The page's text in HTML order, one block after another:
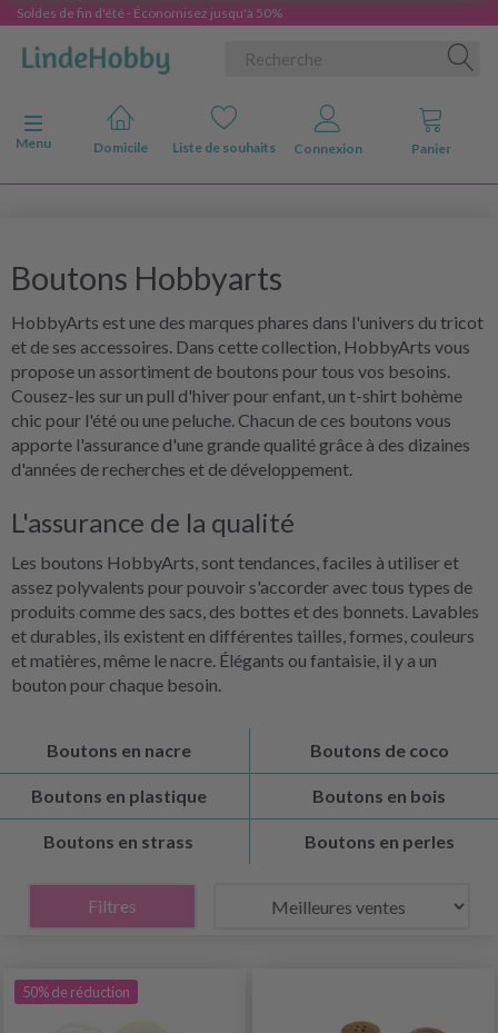
Soldes de fin d'été - Économisez jusqu'à 50%
Basculer la navigation
Menu
Domicile Liste de souhaits Connexion Panier
Boutons Hobbyarts
HobbyArts est une des marques phares dans l'univers du tricot
et de ses accessoires. Dans cette collection, HobbyArts vous
propose un assortiment de boutons pour tous vos besoins.
Cousez-les sur un pull d'hiver pour enfant, un t-shirt bohème
chic pour l'été ou une peluche. Chacun de ces boutons vous
apporte l'assurance d'une grande qualité grâce à des dizaines
d'années de recherches et de développement.
L'assurance de la qualité
Les boutons HobbyArts, sont tendances, faciles à utiliser et
assez polyvalents pour pouvoir s'accorder avec tous types de
produits comme des sacs, des bottes et des bonnets. Lavables
et durables, ils existent en différentes tailles, formes, couleurs
et matières, même le nacre. Élégants ou fantaisie, il y a un
bouton pour chaque besoin.
Boutons en nacre Boutons de coco
Boutons en plastique Boutons en bois
Boutons en strass Boutons en perles
Filtres
50% de réduction